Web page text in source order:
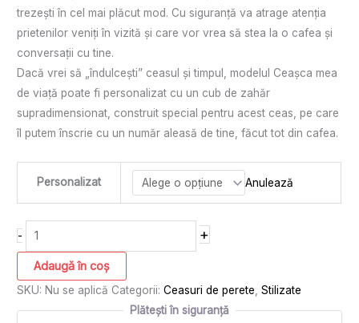
trezești în cel mai plăcut mod. Cu siguranță va atrage atenția
prietenilor veniți în vizită și care vor vrea să stea la o cafea și
conversații cu tine.
Dacă vrei să „îndulcești” ceasul și timpul, modelul Ceașca mea
de viață poate fi personalizat cu un cub de zahăr
supradimensionat, construit special pentru acest ceas, pe care
îl putem înscrie cu un număr aleasă de tine, făcut tot din cafea.
Personalizat Anulează
- +
Adaugă în coș
SKU:Nu se aplică Categorii:Ceasuri de perete ,Stilizate
Plătești în siguranță